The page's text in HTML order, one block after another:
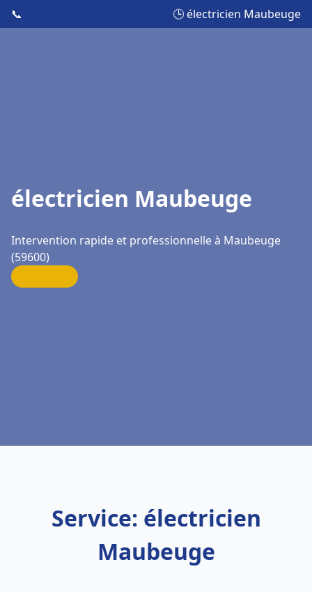
📞 🕒 électricien Maubeuge
électricien Maubeuge
Intervention rapide et professionnelle à Maubeuge
(59600)
Service: électricien
Maubeuge